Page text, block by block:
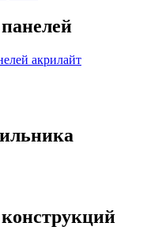
акрилайт